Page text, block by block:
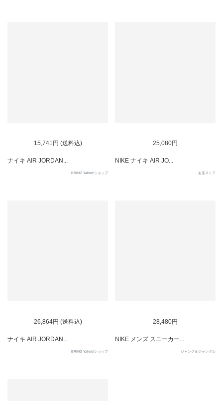
15,741円 (送料込)
ナイキ AIR JORDAN...
BRING Yahoo!ショップ
25,080円
NIKE ナイキ AIR JO...
お宝ストア
26,864円 (送料込)
ナイキ AIR JORDAN...
BRING Yahoo!ショップ
28,480円
NIKE メンズ スニーカー...
ジャングルジャングル